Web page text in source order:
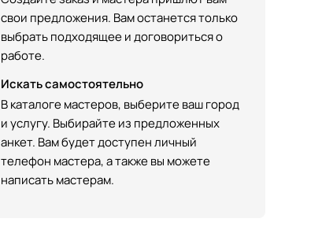
свои предложения. Вам останется только
выбрать подходящее и договориться о
работе.
Искать самостоятельно
В каталоге мастеров, выберите ваш город
и услугу. Выбирайте из предложенных
анкет. Вам будет доступен личный
телефон мастера, а также вы можете
написать мастерам.